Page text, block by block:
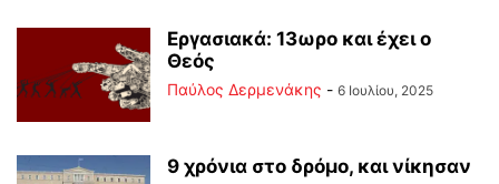
Εργασιακά: 13ωρο και έχει ο
Θεός
Παύλος Δερμενάκης - 6 Ιουλίου, 2025
9 χρόνια στο δρόμο, και νίκησαν